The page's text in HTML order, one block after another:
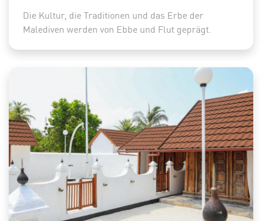
Die Kultur, die Traditionen und das Erbe der
Malediven werden von Ebbe und Flut geprägt.